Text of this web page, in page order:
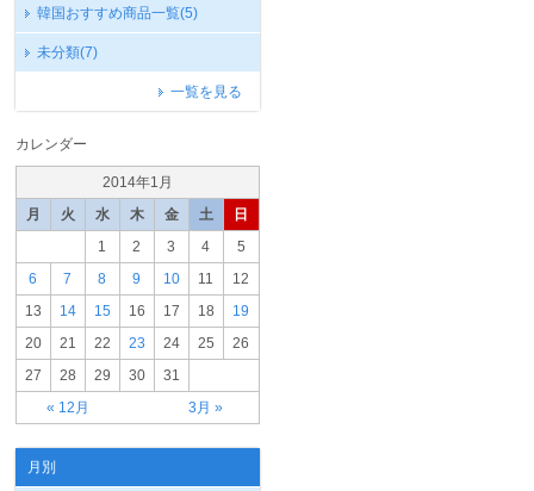
韓国おすすめ商品一覧(5)
未分類(7)
一覧を見る
カレンダー
2014年1月
月
火 水 木 金 土 日
« 12月 3月 »
1 2 3 4
5
6
7 8 9 10 11
12
13
14 15 16 17 18
19
20
21 22 23 24 25
26
27
28 29 30 31
月別